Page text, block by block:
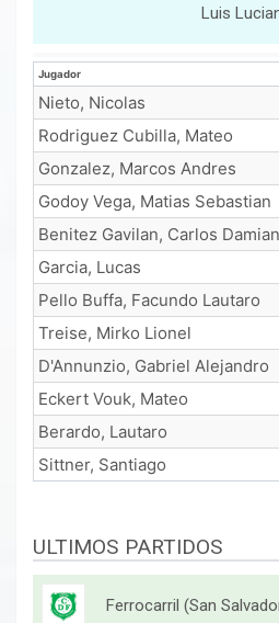
Luis
Jugador
Jugador
Nieto, Nicolas
Rodriguez Cubilla, Mateo
Gonzalez, Marcos Andres
Godoy Vega, Matias Sebastian
Benitez Gavilan, Carlos Damian
Garcia, Lucas
Pello Buffa, Facundo Lautaro
Treise, Mirko Lionel
D'Annunzio, Gabriel Alejandro
Eckert Vouk, Mateo
Berardo, Lautaro
Sittner, Santiago
ULTIMOS PARTIDOS
Ferrocarril (San